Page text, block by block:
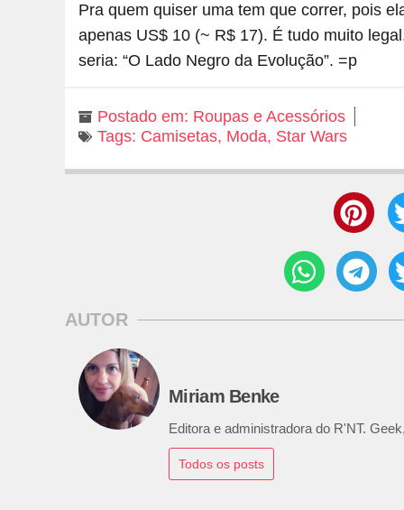
Pra quem quiser uma tem que correr, pois
apenas US$ 10 (~ R$ 17). É tudo muito
seria: “O Lado Negro da Evolução”. =p
Postado em: Roupas e Acessórios
Tags: Camisetas, Moda, Star Wars
AUTOR
Miriam Benke
Editora e administradora do R'NT.
Todos os posts